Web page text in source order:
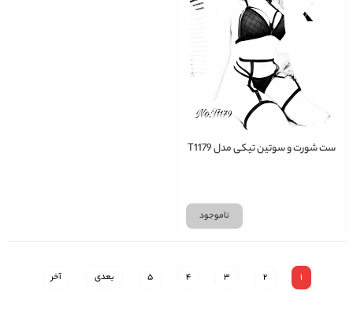
ست شورت و سوتین تیکی مدل T1179
ناموجود
1
2
3
4
5 بعدی آخر